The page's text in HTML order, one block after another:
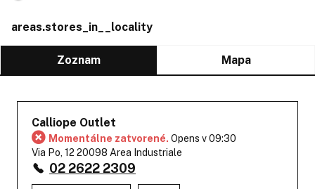
areas.stores_in__locality
Zoznam Mapa
Calliope Outlet
Momentálne zatvorené. Opens v 09:30
Via Po, 12 20098 Area Industriale
02 2622 2309